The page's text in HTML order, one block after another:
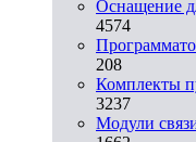
Оснащение
4574
208
Комплекты
3237
Модули